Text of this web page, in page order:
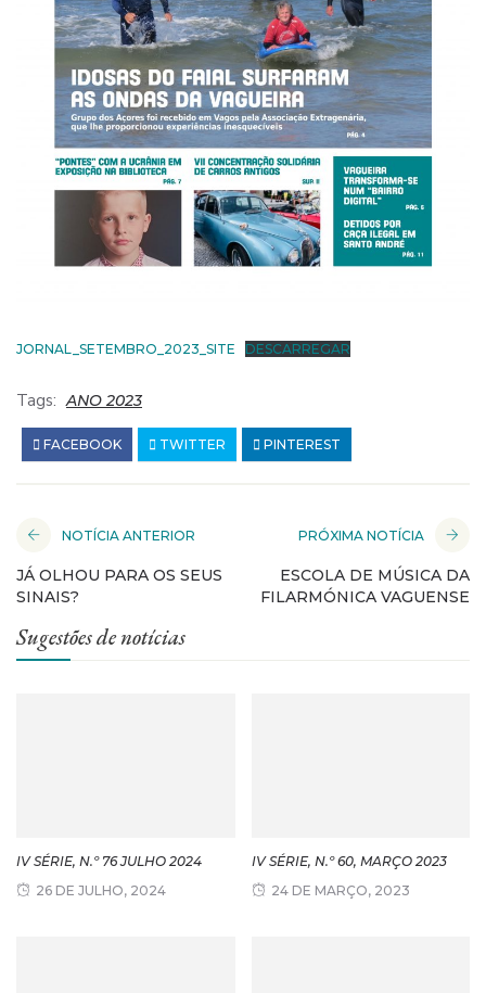
JORNAL_SETEMBRO_2023_SITE DESCARREGAR
Tags: ANO 2023
FACEBOOK TWITTER PINTEREST
NOTÍCIA ANTERIOR
JÁ OLHOU PARA OS SEUS
SINAIS?
PRÓXIMA NOTÍCIA
ESCOLA DE MÚSICA DA
FILARMÓNICA VAGUENSE
Sugestões de notícias
IV SÉRIE, N.º 76 JULHO 2024
26 DE JULHO, 2024
IV SÉRIE, N.º 60, MARÇO 2023
24 DE MARÇO, 2023